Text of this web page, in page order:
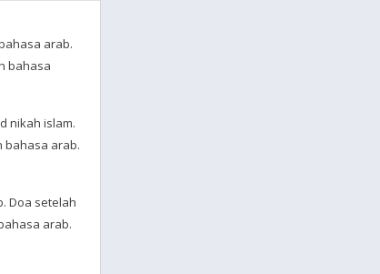
arab.
bahasa
nikah islam.
bahasa arab.
Doa setelah
arab.